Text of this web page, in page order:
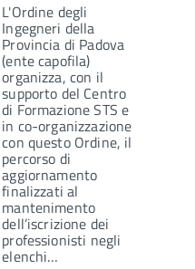
L'Ordine degli
Ingegneri della
Provincia di Padova
(ente capofila)
organizza, con il
supporto del Centro
di Formazione STS e
in co-organizzazione
con questo Ordine, il
percorso di
aggiornamento
finalizzati al
mantenimento
dell’iscrizione dei
professionisti negli
elenchi…